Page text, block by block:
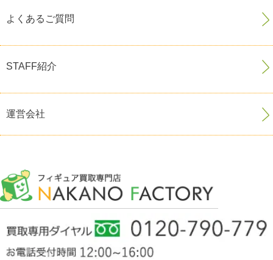
よくあるご質問
STAFF紹介
運営会社